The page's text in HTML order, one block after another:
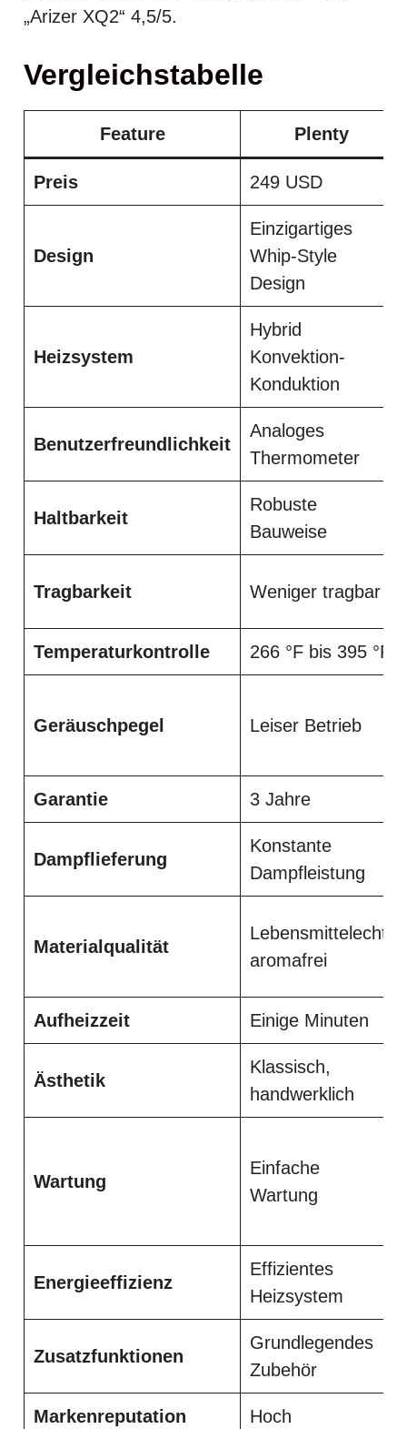
„Arizer XQ2“ 4,5/5.
Vergleichstabelle
Feature Plenty
Preis 249 USD
Design
Einzigartiges
Whip-Style
Design
Heizsystem
Hybrid
Konvektion-
Konduktion
Benutzerfreundlichkeit
Analoges
Thermometer
Haltbarkeit
Robuste
Bauweise
Tragbarkeit Weniger tragbar
Temperaturkontrolle 266 °F bis 395 °F
Geräuschpegel Leiser Betrieb
Garantie 3 Jahre
Dampflieferung
Konstante
Dampfleistung
Materialqualität
Lebensmittelecht,
aromafrei
Aufheizzeit Einige Minuten
Ästhetik
Klassisch,
handwerklich
Wartung
Einfache
Wartung
Energieeffizienz
Effizientes
Heizsystem
Zusatzfunktionen
Grundlegendes
Zubehör
Markenreputation Hoch